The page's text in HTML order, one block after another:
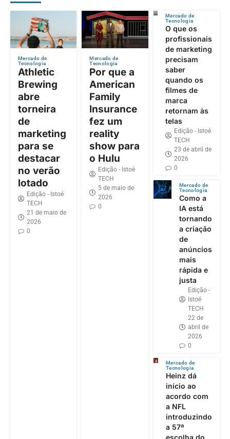
Mercado de
Tecnologia
Athletic
Brewing
abre
torneira
de
marketing
para se
destacar
no verão
lotado
Edição - Istoé
TECH
21 de maio de
2026
0
Mercado de
Tecnologia
Por que a
American
Family
Insurance
fez um
reality
show para
o Hulu
Edição - Istoé
TECH
5 de maio de
2026
0
Mercado de
Tecnologia
O que os
profissionais
de marketing
precisam
saber
quando os
filmes de
marca
retornam às
telas
Edição - Istoé
TECH
23 de abril de
2026
0
Mercado de
Tecnologia
Como a
IA está
tornando
a criação
de
anúncios
mais
rápida e
justa
Edição -
Istoé
TECH
22 de
abril de
2026
0
Mercado de
Tecnologia
Heinz dá
início ao
acordo com
a NFL
introduzindo
a 57ª